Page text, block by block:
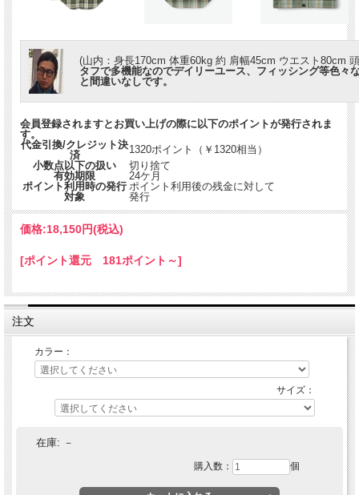
(山内：身長170cm 体重60kg 約 肩幅45cm ウエスト80cm
タフで多機能なのでデイリーユース、フィッシング等色々
と間違いなしです。
会員登録されますとお買い上げの際に以下のポイントが発行されま
す。
代金引換/クレジット決
済
1320ポイント（￥1320相当）
小数点以下の扱い
切り捨て
有効期限
24ケ月
ポイント利用時の発行
対象
ポイント利用後の残金に対して
発行
価格:18,150円(税込)
[ポイント還元 181ポイント～]
注文
カラー：
サイズ：
在庫: －
購入数： 個